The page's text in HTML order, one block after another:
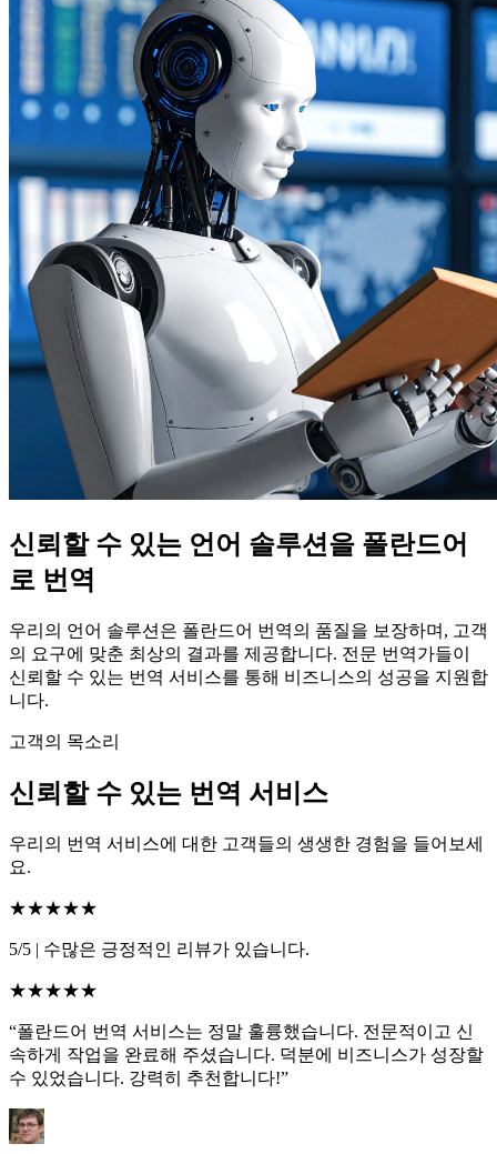
신뢰할 수 있는 언어 솔루션을 폴란드어
로 번역
우리의 언어 솔루션은 폴란드어 번역의 품질을 보장하며, 고객
의 요구에 맞춘 최상의 결과를 제공합니다. 전문 번역가들이
신뢰할 수 있는 번역 서비스를 통해 비즈니스의 성공을 지원합
니다.
고객의 목소리
신뢰할 수 있는 번역 서비스
우리의 번역 서비스에 대한 고객들의 생생한 경험을 들어보세
요.
★★★★★
5/5 | 수많은 긍정적인 리뷰가 있습니다.
★★★★★
“폴란드어 번역 서비스는 정말 훌륭했습니다. 전문적이고 신
속하게 작업을 완료해 주셨습니다. 덕분에 비즈니스가 성장할
수 있었습니다. 강력히 추천합니다!”